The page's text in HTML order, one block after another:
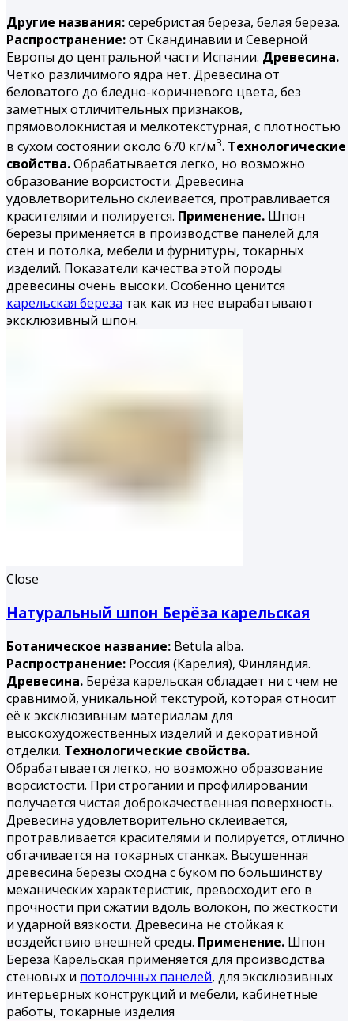
Другие названия:серебристая береза, белая береза.
Распространение:от Скандинавии и Северной
Европы до центральной части Испании. Древесина.
Четко различимого ядра нет. Древесина от
беловатого до бледно-коричневого цвета, без
заметных отличительных признаков,
прямоволокнистая и мелкотекстурная, с плотностью
в сухом состоянии около 670 кг/м3. Технологические
свойства.Обрабатывается легко, но возможно
образование ворсистости. Древесина
удовлетворительно склеивается, протравливается
красителями и полируется. Применение. Шпон
березы применяется в производстве панелей для
стен и потолка, мебели и фурнитуры, токарных
изделий. Показатели качества этой породы
древесины очень высоки. Особенно ценится
карельская береза так как из нее вырабатывают
эксклюзивный шпон.
Close
Натуральный шпон Берёза карельская
Ботаническое название: Betula alba.
Распространение: Россия (Карелия), Финляндия.
Древесина. Берёза карельская обладает ни с чем не
сравнимой, уникальной текстурой, которая относит
её к эксклюзивным материалам для
высокохудожественных изделий и декоративной
отделки. Технологические свойства.
Обрабатывается легко, но воз­можно образование
ворсистости. При строгании и профилиро­вании
получается чистая доброкачественная поверхность.
Дре­весина удовлетворительно склеивается,
протравливается кра­сителями и полируется, отлично
обтачивается на токарных станках. Высушенная
древесина березы сходна с буком по большинству
механических характеристик, превосходит его в
прочности при сжатии вдоль волокон, по жесткости
и удар­ной вязкости. Древесина не стойкая к
воздействию внешней среды. Применение. Шпон
Береза Карельская применяется для производства
стеновых и потолочных панелей, для эксклюзивных
интерьерных конструкций и мебели, кабинетные
работы, токарные из­делия